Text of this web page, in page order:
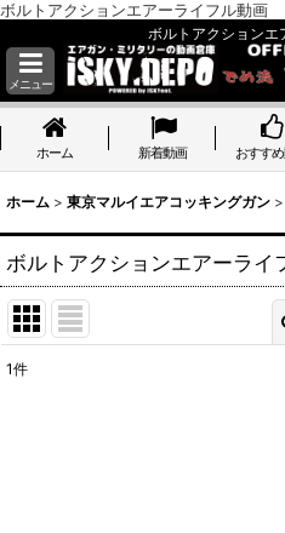
ボルトアクションエアーライフル動画
ボルトアクションエ
メニュー
ホーム 新着動画 おすす
ホーム > 東京マルイエアコッキングガン >
ボルトアクションエアーライ
1件